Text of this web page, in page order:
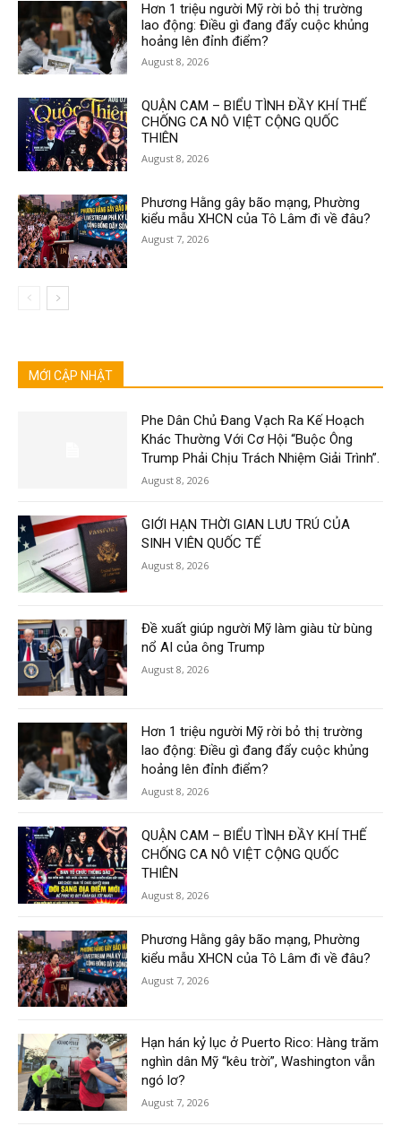
Hơn 1 triệu người Mỹ rời bỏ thị trường
lao động: Điều gì đang đẩy cuộc khủng
hoảng lên đỉnh điểm?
August 8, 2026
QUẬN CAM – BIỂU TÌNH ĐẦY KHÍ THẾ
CHỐNG CA NÔ VIỆT CỘNG QUỐC
THIÊN
August 8, 2026
Phương Hằng gây bão mạng, Phường
kiểu mẫu XHCN của Tô Lâm đi về đâu?
August 7, 2026
MỚI CẬP NHẬT
Phe Dân Chủ Đang Vạch Ra Kế Hoạch
Khác Thường Với Cơ Hội “Buộc Ông
Trump Phải Chịu Trách Nhiệm Giải Trình”.
August 8, 2026
GIỚI HẠN THỜI GIAN LƯU TRÚ CỦA
SINH VIÊN QUỐC TẾ
August 8, 2026
Đề xuất giúp người Mỹ làm giàu từ bùng
nổ AI của ông Trump
August 8, 2026
Hơn 1 triệu người Mỹ rời bỏ thị trường
lao động: Điều gì đang đẩy cuộc khủng
hoảng lên đỉnh điểm?
August 8, 2026
QUẬN CAM – BIỂU TÌNH ĐẦY KHÍ THẾ
CHỐNG CA NÔ VIỆT CỘNG QUỐC
THIÊN
August 8, 2026
Phương Hằng gây bão mạng, Phường
kiểu mẫu XHCN của Tô Lâm đi về đâu?
August 7, 2026
Hạn hán kỷ lục ở Puerto Rico: Hàng trăm
nghìn dân Mỹ “kêu trời”, Washington vẫn
ngó lơ?
August 7, 2026